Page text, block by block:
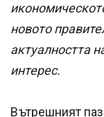
новото
актуалността
интерес.
Вътрешният